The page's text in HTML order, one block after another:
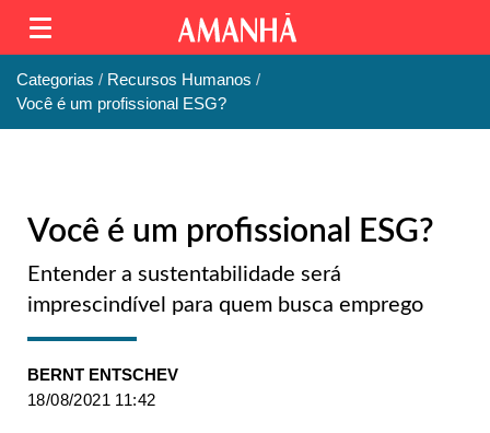
Categorias
Recursos Humanos
Você é um profissional ESG?
Você é um profissional ESG?
Entender a sustentabilidade será
imprescindível para quem busca emprego
BERNT ENTSCHEV
18/08/2021 11:42